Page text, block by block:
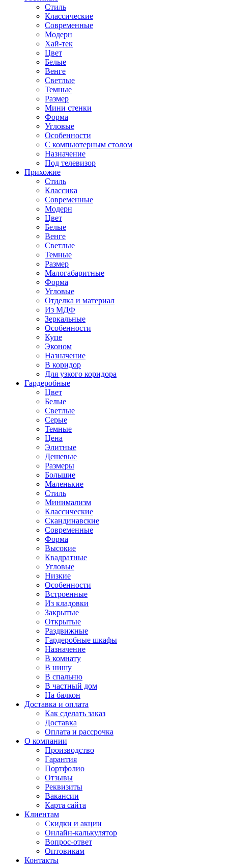
Стиль
Классические
Современные
Модерн
Хай-тек
Цвет
Белые
Венге
Светлые
Темные
Размер
Мини стенки
Форма
Угловые
Особенности
С компьютерным столом
Назначение
Под телевизор
Прихожие
Стиль
Классика
Современные
Модерн
Цвет
Белые
Венге
Светлые
Темные
Размер
Малогабаритные
Форма
Угловые
Отделка и материал
Из МДФ
Зеркальные
Особенности
Купе
Эконом
Назначение
В коридор
Для узкого коридора
Гардеробные
Цвет
Белые
Светлые
Серые
Темные
Цена
Элитные
Дешевые
Размеры
Большие
Маленькие
Стиль
Минимализм
Классические
Скандинавские
Современные
Форма
Высокие
Квадратные
Угловые
Низкие
Особенности
Встроенные
Из кладовки
Закрытые
Открытые
Раздвижные
Гардеробные шкафы
Назначение
В комнату
В нишу
В спальню
В частный дом
На балкон
Доставка и оплата
Как сделать заказ
Доставка
Оплата и рассрочка
О компании
Производство
Гарантия
Портфолио
Отзывы
Реквизиты
Вакансии
Карта сайта
Клиентам
Скидки и акции
Онлайн-калькулятор
Вопрос-ответ
Оптовикам
Контакты